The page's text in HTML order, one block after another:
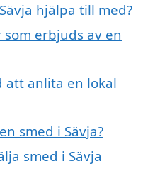
hjälpa till med?
erbjuds av en
att anlita en lokal
smed i Sävja?
smed i Sävja